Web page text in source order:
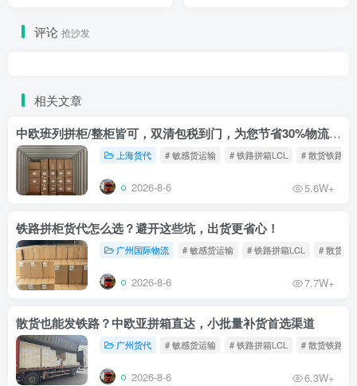
评论 抢沙发
相关文章
中欧班列拼柜/整柜皆可，双清包税到门，为您节省30%物流成本！
上海货代 # 敏感货运输 # 铁路拼箱LCL # 散货铁路
2026-8-6 5.6W+
铁路拼柜货代怎么选？避开这些坑，出货更省心！
广州国际物流 # 敏感货运输 # 铁路拼箱LCL # 散货铁
2026-8-6 7.7W+
散货也能发铁路？中欧亚拼箱直达，小批量补货首选渠道
广州货代 # 敏感货运输 # 铁路拼箱LCL # 散货铁路
2026-8-6 6.3W+